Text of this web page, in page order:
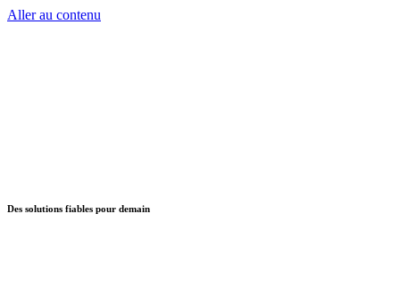
Aller au contenu
Des solutions fiables pour demain